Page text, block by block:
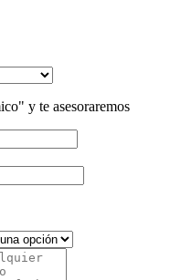
y te asesoraremos